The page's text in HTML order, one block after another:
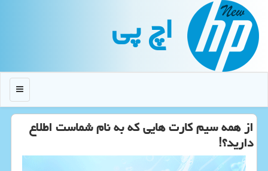
اچ پی
منو
از همه سیم كارت هایی كه به نام شماست اطلاع
دارید؟!